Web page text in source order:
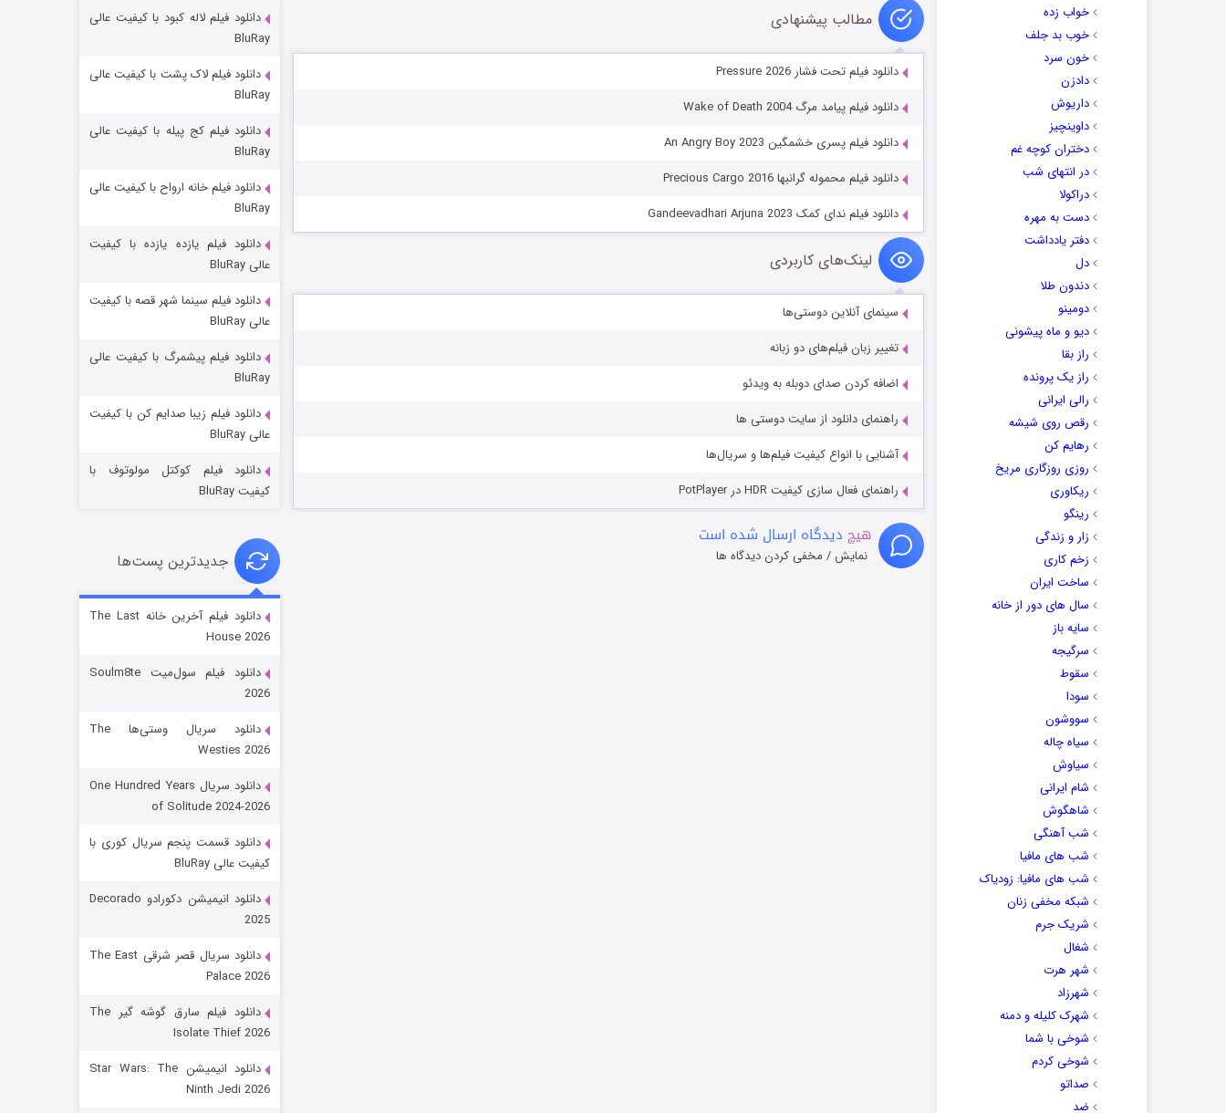
خواب زده
خوب بد جلف
خون سرد
دادزن
داریوش
داوینچیز
دختران کوچه غم
در انتهای شب
دراکولا
دست به مهره
دفتر یادداشت
دل
دندون طلا
دومینو
دیو و ماه پیشونی
راز بقا
راز یک پرونده
رالی ایرانی
رقص روی شیشه
رهایم کن
روزی روزگاری مریخ
ریکاوری
رینگو
زار و زندگی
زخم کاری
ساخت ایران
سال های دور از خانه
سایه باز
سرگیجه
سقوط
سودا
سووشون
سیاه چاله
سیاوش
شام ایرانی
شاهگوش
شب آهنگی
شب های مافیا
شب های مافیا: زودیاک
شبکه مخفی زنان
شریک جرم
شغال
شهر هرت
شهرزاد
شهرک کلیله و دمنه
شوخی با شما
شوخی کردم
صداتو
ضد
مطالب پیشنهادی
دانلود فیلم تحت فشار Pressure 2026
دانلود فیلم پیامد مرگ Wake of Death 2004
دانلود فیلم پسری خشمگین An Angry Boy 2023
دانلود فیلم محموله گرانبها Precious Cargo 2016
دانلود فیلم ندای کمک Gandeevadhari Arjuna 2023
لینک‌های کاربردی
سینمای آنلاین دوستی‌ها
تغییر زبان فیلم‌های دو زبانه
اضافه کردن صدای دوبله به ویدئو
راهنمای دانلود از سایت دوستی ها
آشنایی با انواع کیفیت فیلم‌ها و سریال‌ها
راهنمای فعال سازی کیفیت HDR در PotPlayer
هیچ دیدگاه ارسال شده است
نمایش / مخفی کردن دیدگاه ها
خاندان اژدها فصل ۳
جادوگری در مغولستان
قسمت
رویایی برای تو
قسمت
دانلود فیلم لاله کبود با کیفیت عالی
BluRay
دانلود فیلم لاک پشت با کیفیت عالی
BluRay
دانلود فیلم کج‌ پیله با کیفیت عالی
BluRay
دانلود فیلم خانه ارواح با کیفیت عالی
BluRay
دانلود فیلم یازده یازده با کیفیت
عالی BluRay
دانلود فیلم سینما شهر قصه با کیفیت
عالی BluRay
دانلود فیلم پیشمرگ با کیفیت عالی
BluRay
دانلود فیلم زیبا صدایم کن با کیفیت
عالی BluRay
دانلود فیلم کوکتل مولوتوف با
کیفیت BluRay
جدیدترین پست‌ها
دانلود فیلم آخرین خانه The Last
House 2026
دانلود فیلم سول‌میت Soulm8te
2026
دانلود سریال وستی‌ها The
Westies 2026
دانلود سریال One Hundred Years
of Solitude 2024-2026
دانلود قسمت پنجم سریال کوری با
کیفیت عالی BluRay
دانلود انیمیشن دکورادو Decorado
2025
دانلود سریال قصر شرقی The East
Palace 2026
دانلود فیلم سارق گوشه گیر The
Isolate Thief 2026
دانلود انیمیشن Star Wars: The
Ninth Jedi 2026